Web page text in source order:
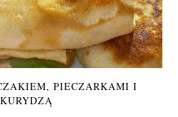
PIECZARKAMI I